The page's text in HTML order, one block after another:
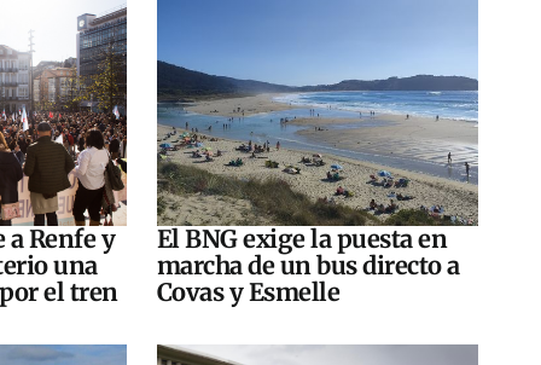
Renfe y
una
el tren
El BNG exige la puesta en
marcha de un bus directo a
Covas y Esmelle